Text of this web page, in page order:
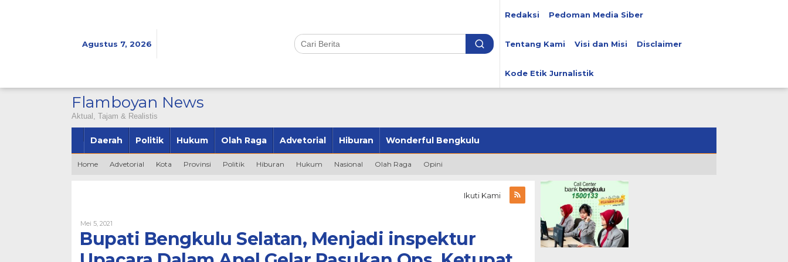
Agustus 7, 2026
Redaksi Pedoman Media Siber
Tentang Kami Visi dan Misi Disclaimer
Kode Etik Jurnalistik
Flamboyan News
Aktual, Tajam & Realistis
Daerah Politik Hukum Olah Raga Advetorial Hiburan Wonderful Bengkulu
Home Advetorial Kota Provinsi Politik Hiburan Hukum Nasional Olah Raga Opini
Ikuti Kami
Mei 5, 2021
Bupati Bengkulu Selatan, Menjadi inspektur